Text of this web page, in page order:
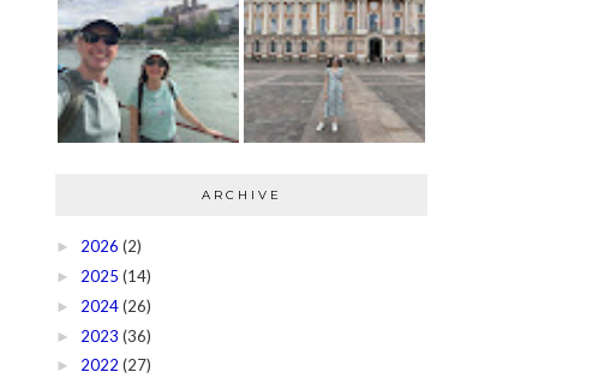
ARCHIVE
► 2026 (2)
► 2025 (14)
► 2024(26)
► 2023 (36)
► 2022 (27)